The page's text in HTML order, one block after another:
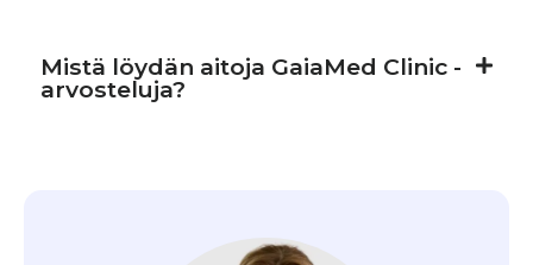
Mistä löydän aitoja GaiaMed Clinic -
arvosteluja?